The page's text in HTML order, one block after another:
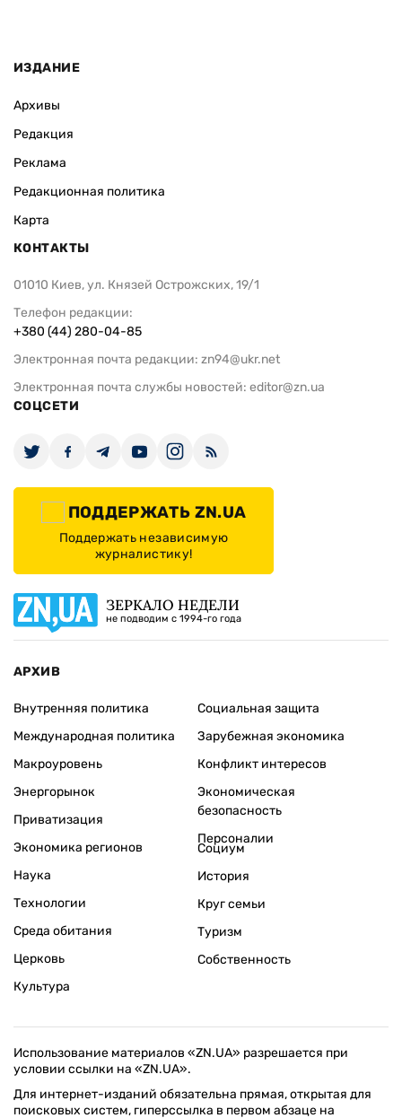
ИЗДАНИЕ
Архивы
Редакция
Реклама
Редакционная политика
Карта
КОНТАКТЫ
01010 Киев, ул. Князей Острожских, 19/1
Телефон редакции:
+380 (44) 280-04-85
Электронная почта редакции: zn94@ukr.net
Электронная почта службы новостей: editor@zn.ua
СОЦСЕТИ
ПОДДЕРЖАТЬ ZN.UA
Поддержать независимую
журналистику!
ЗЕРКАЛО НЕДЕЛИ
не подводим с 1994-го года
АРХИВ
Внутренняя политика
Международная политика
Макроуровень
Энергорынок
Приватизация
Экономика регионов
Социальная защита
Зарубежная экономика
Конфликт интересов
Экономическая
безопасность
Персоналии
Наука
Технологии
Среда обитания
Церковь
Культура
Социум
История
Круг семьи
Туризм
Собственность
Использование материалов «ZN.UA» разрешается при
условии ссылки на «ZN.UA».
Для интернет-изданий обязательна прямая, открытая для
поисковых систем, гиперссылка в первом абзаце на